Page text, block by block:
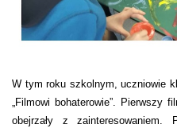
W tym roku szkolnym, uczniowie
„Filmowi bohaterowie”. Pierwszy
obejrzały z zainteresowaniem.